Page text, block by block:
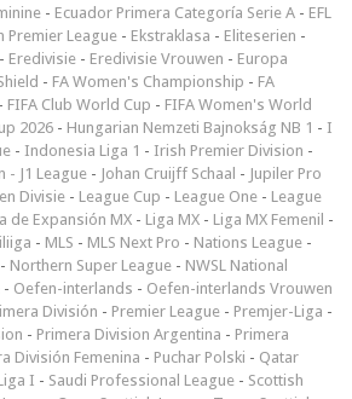
- Ecuador Primera Categoría Serie A - EFL
Premier League - Ekstraklasa - Eliteserien -
- Eredivisie - Eredivisie Vrouwen - Europa
- FA Women's Championship - FA
- FIFA Club World Cup - FIFA Women's World
2026 - Hungarian Nemzeti Bajnokság NB 1 - I
- Indonesia Liga 1 - Irish Premier Division -
- J1 League - Johan Cruijff Schaal - Jupiler Pro
Divisie - League Cup - League One - League
de Expansión MX - Liga MX - Liga MX Femenil -
- MLS - MLS Next Pro - Nations League -
- Northern Super League - NWSL National
- Oefen-interlands - Oefen-interlands Vrouwen
División - Premier League - Premjer-Liga -
- Primera Division Argentina - Primera
División Femenina - Puchar Polski - Qatar
I - Saudi Professional League - Scottish